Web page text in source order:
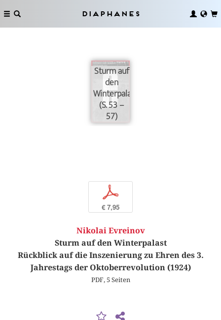
Diaphanes
Sturm auf
den
Winterpalast
(S. 53 –
57)
p
€ 7,95
Nikolai Evreinov
Sturm auf den Winterpalast
Rückblick auf die Inszenierung zu Ehren des 3.
Jahrestags der Oktoberrevolution (1924)
PDF, 5 Seiten